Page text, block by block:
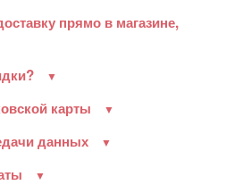
прямо в магазине,
карты
данных